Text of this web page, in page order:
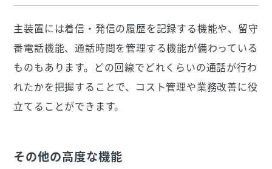
主装置には着信・発信の履歴を記録する機能や、留守
番電話機能、通話時間を管理する機能が備わっている
ものもあります。どの回線でどれくらいの通話が行わ
れたかを把握することで、コスト管理や業務改善に役
立てることができます。
その他の高度な機能